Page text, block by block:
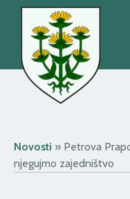
Novosti » Petrova
njegujmo zajedništvo